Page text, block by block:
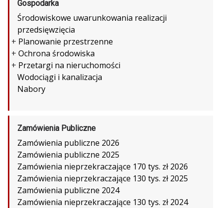
Gospodarka
Środowiskowe uwarunkowania realizacji
przedsięwzięcia
+ Planowanie przestrzenne
+ Ochrona środowiska
+ Przetargi na nieruchomości
Wodociągi i kanalizacja
Nabory
Zamówienia Publiczne
Zamówienia publiczne 2026
Zamówienia publiczne 2025
Zamówienia nieprzekraczające 170 tys. zł 2026
Zamówienia nieprzekraczające 130 tys. zł 2025
Zamówienia publiczne 2024
Zamówienia nieprzekraczające 130 tys. zł 2024